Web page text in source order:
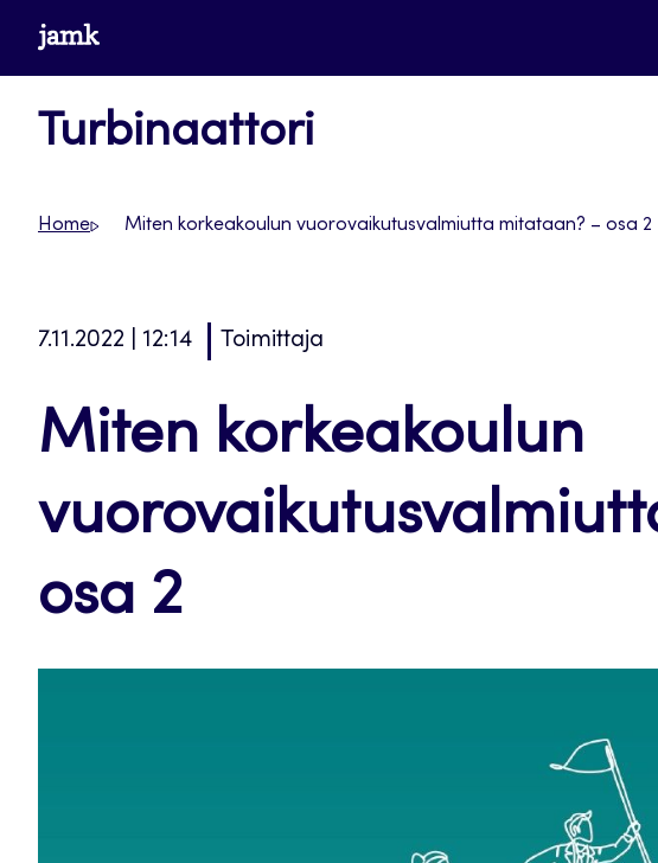
Siirrywww.jamk.fi
Turbinaattori
Home Miten korkeakoulun vuorovaikutusvalmiutta mitataan? – osa 2
7.11.2022 | 12:14 Toimittaja
Miten korkeakoulun
osa 2